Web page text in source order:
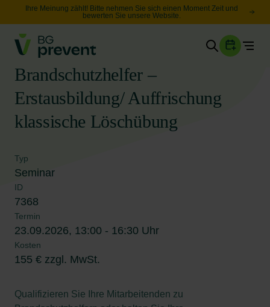
Ihre Meinung zählt! Bitte nehmen Sie sich einen Moment Zeit und
bewerten Sie unsere Website.
Gesundheit
Sicherheit
Karriere
Wissen
Suche
Leichte Sprache
Brandschutzhelfer –
Erstausbildung/ Auffrischung
klassische Löschübung
Typ
Seminar
ID
7368
Termin
23.09.2026, 13:00 - 16:30 Uhr
Kosten
155 € zzgl. MwSt.
Qualifizieren Sie Ihre Mitarbeitenden zu